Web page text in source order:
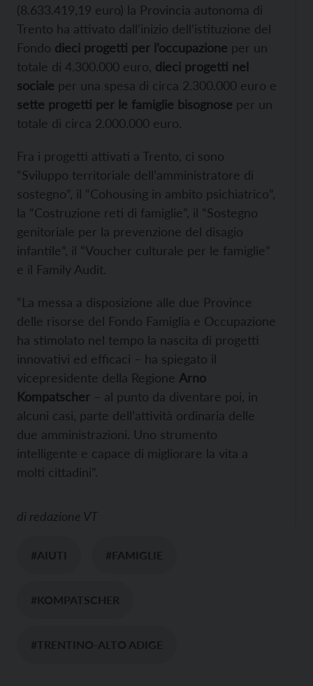
(8.633.419,19 euro) la Provincia autonoma di
Trento ha attivato dall’inizio dell’istituzione del
Fondo dieci progetti per l’occupazione per un
totale di 4.300.000 euro, dieci progetti nel
sociale per una spesa di circa 2.300.000 euro e
sette progetti per le famiglie bisognose per un
totale di circa 2.000.000 euro.
Fra i progetti attivati a Trento, ci sono
“Sviluppo territoriale dell’amministratore di
sostegno”, il “Cohousing in ambito psichiatrico”,
la “Costruzione reti di famiglie”, il “Sostegno
genitoriale per la prevenzione del disagio
infantile”, il “Voucher culturale per le famiglie”
e il Family Audit.
“La messa a disposizione alle due Province
delle risorse del Fondo Famiglia e Occupazione
ha stimolato nel tempo la nascita di progetti
innovativi ed efficaci – ha spiegato il
vicepresidente della Regione Arno
Kompatscher – al punto da diventare poi, in
alcuni casi, parte dell’attività ordinaria delle
due amministrazioni. Uno strumento
intelligente e capace di migliorare la vita a
molti cittadini”.
di redazione VT
#AIUTI #FAMIGLIE
#KOMPATSCHER
#TRENTINO-ALTO ADIGE